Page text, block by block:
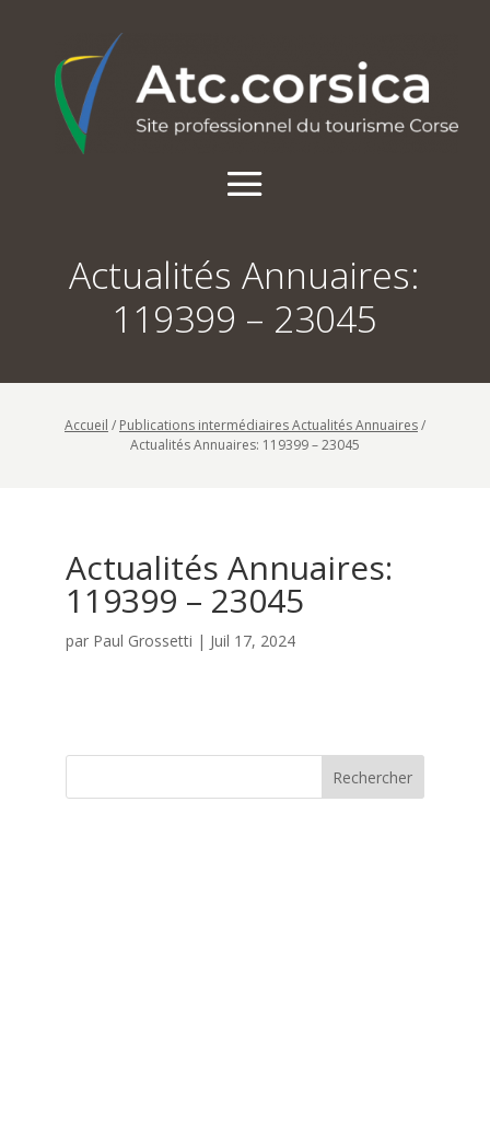
Actualités Annuaires:
119399 – 23045
Accueil / Publications intermédiaires Actualités Annuaires/
Actualités Annuaires: 119399 – 23045
Actualités Annuaires:
119399 – 23045
par Paul Grossetti | Juil 17, 2024
Rechercher